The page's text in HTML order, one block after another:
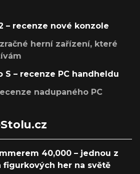
– recenze nové konzole
herní zařízení, které
S – recenze PC handheldu
nadupaného PC
40,000 – jednou z
figurkových her na světě